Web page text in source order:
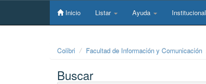
Skip
Inicio Listar Ayuda Institucional
Colibri Facultad de Información y Comunicación
Buscar